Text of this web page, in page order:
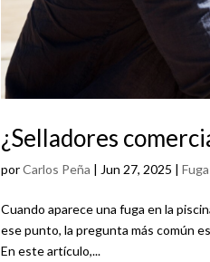
¿Selladores
porCarlos Peña | Jun 27, 2025 |
Cuando aparece una fuga en la
ese punto, la pregunta más común
En este artículo,...